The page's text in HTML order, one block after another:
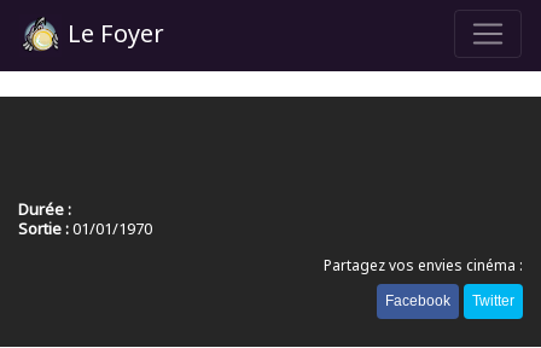
Le Foyer
Durée :
Sortie :01/01/1970
Partagez vos envies cinéma :
Facebook Twitter